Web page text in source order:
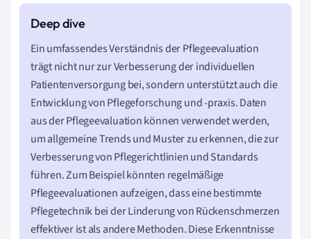
Ein umfassendes Verständnis der Pflegeevaluation
trägt nicht nur zur Verbesserung der individuellen
Patientenversorgung bei, sondern unterstützt auch die
Entwicklung von Pflegeforschung und -praxis. Daten
aus der Pflegeevaluation können verwendet werden,
um allgemeine Trends und Muster zu erkennen, die zur
Verbesserung von Pflegerichtlinien und Standards
führen. Zum Beispiel könnten regelmäßige
Pflegeevaluationen aufzeigen, dass eine bestimmte
Pflegetechnik bei der Linderung von Rückenschmerzen
effektiver ist als andere Methoden. Diese Erkenntnisse